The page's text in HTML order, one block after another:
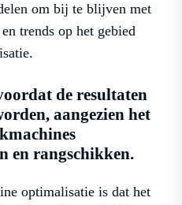
om bij te blijven met
trends op het gebied
de resultaten
aangezien het
en rangschikken.
optimalisatie is dat het